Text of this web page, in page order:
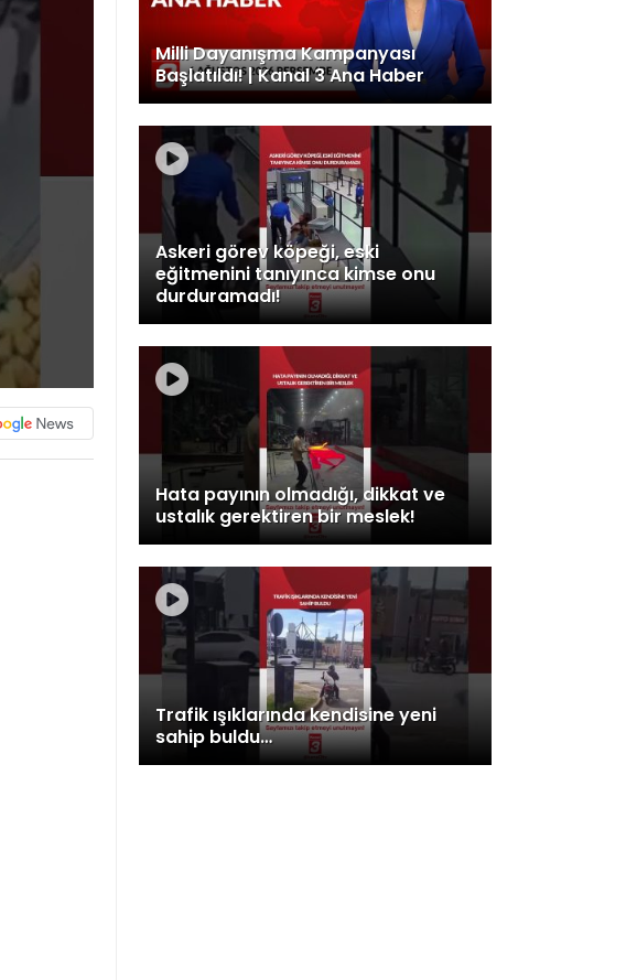
Milli Dayanışma Kampanyası
Başlatıldı! | Kanal 3 Ana Haber
Askeri görev köpeği, eski
eğitmenini tanıyınca kimse onu
durduramadı!
Hata payının olmadığı, dikkat ve
ustalık gerektiren bir meslek!
Trafik ışıklarında kendisine yeni
sahip buldu…